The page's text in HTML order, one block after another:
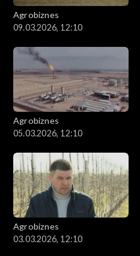
Agrobiznes
09.03.2026, 12:10
Agrobiznes
05.03.2026, 12:10
Agrobiznes
03.03.2026, 12:10